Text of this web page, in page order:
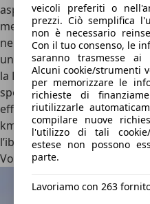
veicoli preferiti o
prezzi. Ciò semplifica
non è necessario
Con il tuo consenso, le
saranno trasmesse ai
Alcuni cookie/strumenti
per memorizzare le
richieste di
riutilizzarle
compilare nuove
l'utilizzo di tali
estese non possono
parte.
Lavoriamo con 263
aspirato da 152 CV e da un
mentre la batteria da 10,2
nel ciclo WLTP di 69 km.
un’ibrida Plug-In (1.550 kg
la Prius è vivace (0-100 km/h
sportiva per via dell’effetto
efficiente, capace di
km/l tra città e statale. Non
l’ibrida più efficiente.
Volkswagen Golf eHybrid